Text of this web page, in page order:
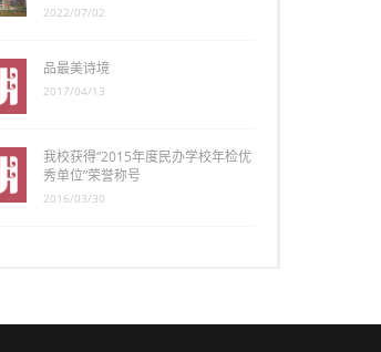
2022/07/02
品最美诗境
2017/04/13
我校获得“2015年度民办学校年检优
秀单位”荣誉称号
2016/03/30